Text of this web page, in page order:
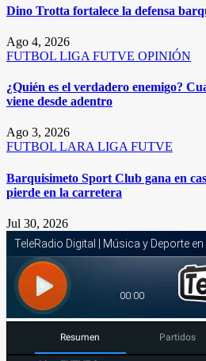
Dino Trotta fortalece la defensa
Ago 4, 2026
FUTBOL LIGA FUTVE OPINIÓN
¿Quién es el verdadero enemigo?
viene desde adentro
Ago 3, 2026
FUTBOL LARALIGA FUTVE
Barquisimeto Sport Club gana en
pierde en la carretera
Jul 30, 2026
Resumen Partidos